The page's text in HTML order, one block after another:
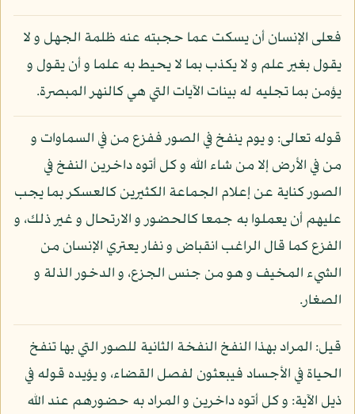
فعلى الإنسان أن يسكت عما حجبته عنه ظلمة الجهل و لا
يقول بغير علم و لا يكذب بما لا يحيط به علما و أن يقول و
يؤمن بما تجليه له بينات الآيات التي هي كالنهر المبصرة.
قوله تعالى: و يوم ينفخ في الصور ففزع من في السماوات و
من في الأرض إلا من شاء الله و كل أتوه داخرين النفخ في
الصور كناية عن إعلام الجماعة الكثيرين كالعسكر بما يجب
عليهم أن يعملوا به جمعا كالحضور و الارتحال و غير ذلك، و
الفزع كما قال الراغب انقباض و نفار يعتري الإنسان من
الشيء المخيف و هو من جنس الجزع، و الدخور الذلة و
الصغار.
قيل: المراد بهذا النفخ النفخة الثانية للصور التي بها تنفخ
الحياة في الأجساد فيبعثون لفصل القضاء، و يؤيده قوله في
ذيل الآية: و كل أتوه داخرين و المراد به حضورهم عند الله